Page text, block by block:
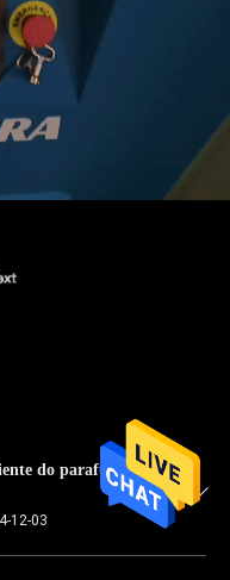
do parafuso para
12-03